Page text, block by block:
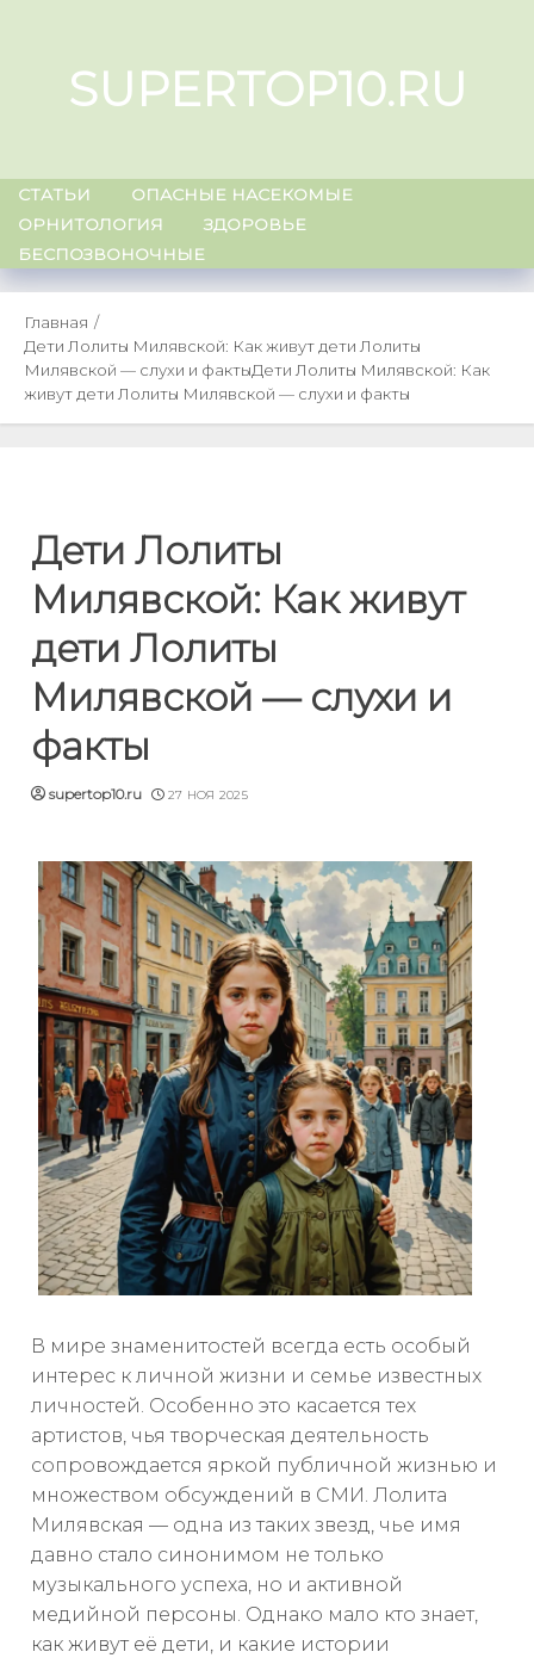
contentSUPERTOP10.RU
СТАТЬИ
ОПАСНЫЕ НАСЕКОМЫЕ
ОРНИТОЛОГИЯ
ЗДОРОВЬЕ
БЕСПОЗВОНОЧНЫЕ
Главная
Дети Лолиты Милявской: Как живут дети Лолиты
Милявской — слухи и фактыДети Лолиты Милявской: Как
живут дети Лолиты Милявской — слухи и факты
Дети Лолиты
Милявской: Как живут
дети Лолиты
Милявской — слухи и
факты
supertop10.ru 27 НОЯ 2025
В мире знаменитостей всегда есть особый
интерес к личной жизни и семье известных
личностей. Особенно это касается тех
артистов, чья творческая деятельность
сопровождается яркой публичной жизнью и
множеством обсуждений в СМИ. Лолита
Милявская — одна из таких звезд, чье имя
давно стало синонимом не только
музыкального успеха, но и активной
медийной персоны. Однако мало кто знает,
как живут её дети, и какие истории